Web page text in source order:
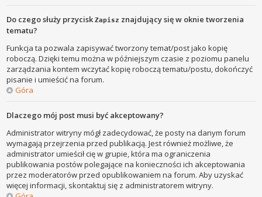
Do czego służy przyciskZapisz znajdujący się w oknie tworzenia
tematu?
Funkcja ta pozwala zapisywać tworzony temat/post jako kopię
roboczą. Dzięki temu można w późniejszym czasie z poziomu panelu
zarządzania kontem wczytać kopię roboczą tematu/postu, dokończyć
pisanie i umieścić na forum.
Góra
Dlaczego mój post musi być akceptowany?
Administrator witryny mógł zadecydować, że posty na danym forum
wymagają przejrzenia przed publikacją. Jest również możliwe, że
administrator umieścił cię w grupie, która ma ograniczenia
publikowania postów polegające na konieczności ich akceptowania
przez moderatorów przed opublikowaniem na forum. Aby uzyskać
więcej informacji, skontaktuj się z administratorem witryny.